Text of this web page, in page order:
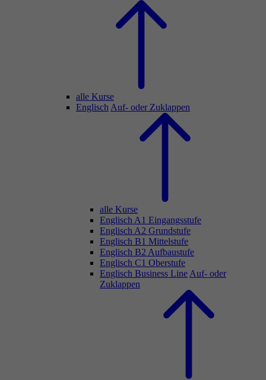
alle Kurse
Englisch Auf- oder Zuklappen
alle Kurse
Englisch A1 Eingangsstufe
Englisch A2 Grundstufe
Englisch B1 Mittelstufe
Englisch B2 Aufbaustufe
Englisch C1 Oberstufe
Englisch Business Line Auf- oder
Zuklappen